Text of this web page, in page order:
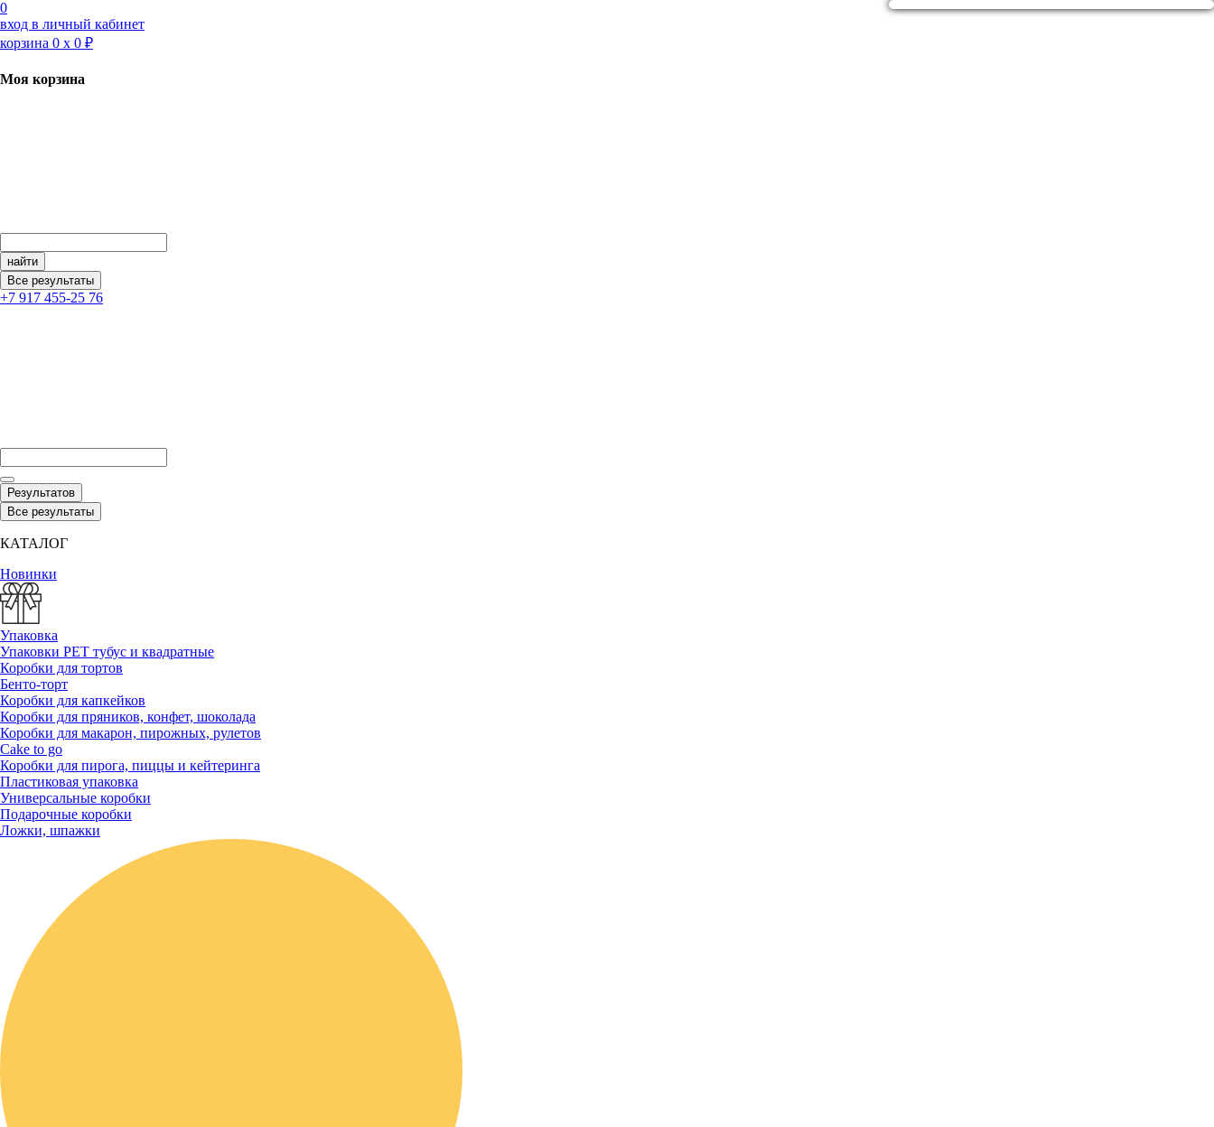
Перейти
к
контенту
0
вход в личный кабинет
корзина 0 х 0 ₽
Моя корзина
найти
Все результаты
+7 917 455-25 76
Результатов
Все результаты
КАТАЛОГ
Новинки
Упаковка
Упаковки РЕТ тубус и квадратные
Коробки для тортов
Бенто-торт
Коробки для капкейков
Коробки для пряников, конфет, шоколада
Коробки для макарон, пирожных, рулетов
Cake to go
Коробки для пирога, пиццы и кейтеринга
Пластиковая упаковка
Универсальные коробки
Подарочные коробки
Ложки, шпажки